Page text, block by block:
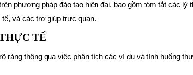
phương pháp đào tạo hiện đại, bao gồm tóm tắt các lý
và các trợ giúp trực quan.
TẾ
ràng thông qua việc phân tích các ví dụ và tình huống